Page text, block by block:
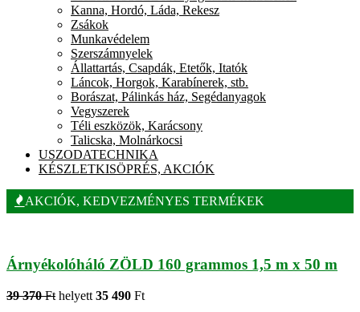
Kanna, Hordó, Láda, Rekesz
Zsákok
Munkavédelem
Szerszámnyelek
Állattartás, Csapdák, Etetők, Itatók
Láncok, Horgok, Karabínerek, stb.
Borászat, Pálinkás ház, Segédanyagok
Vegyszerek
Téli eszközök, Karácsony
Talicska, Molnárkocsi
USZODATECHNIKA
KÉSZLETKISÖPRÉS, AKCIÓK
AKCIÓK, KEDVEZMÉNYES TERMÉKEK
Árnyékolóháló ZÖLD 160 grammos 1,5 m x 50 m
39 370 Ft helyett 35 490 Ft